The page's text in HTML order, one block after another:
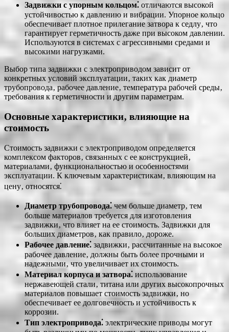
Задвижки с упорным кольцом⁚ отличаются высокой
устойчивостью к давлению и вибрации. Упорное кольцо
обеспечивает плотное прилегание затвора к седлу‚ что
гарантирует герметичность даже при высоком давлении.
Используются в системах с агрессивными средами и
высокими нагрузками.
Выбор типа задвижки с электроприводом зависит от
конкретных условий эксплуатации‚ таких как диаметр
трубопровода‚ рабочее давление‚ температура рабочей среды‚
требования к герметичности и другим параметрам.
Основные характеристики‚ влияющие на
стоимость
Стоимость задвижки с электроприводом определяется
комплексом факторов‚ связанных с ее конструкцией‚
материалами‚ функциональностью и особенностями
эксплуатации. К ключевым характеристикам‚ влияющим на
цену‚ относятся⁚
Диаметр трубопровода⁚чем больше диаметр‚ тем
больше материалов требуется для изготовления
задвижки‚ что влияет на ее стоимость. Задвижки для
больших диаметров‚ как правило‚ дороже.
Рабочее давление⁚ задвижки‚ рассчитанные на высокое
рабочее давление‚ должны быть более прочными и
надежными‚ что увеличивает их стоимость.
Материал корпуса и затвора⁚ использование
нержавеющей стали‚ титана или других высокопрочных
материалов повышает стоимость задвижки‚ но
обеспечивает ее долговечность и устойчивость к
коррозии.
Тип электропривода⁚ электрические приводы могут